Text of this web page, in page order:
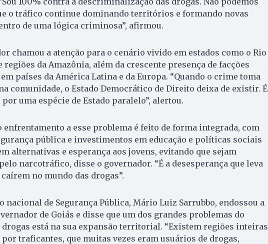
o tráfico continue dominando territórios e formando novas
de uma lógica criminosa”, afirmou.
chamou a atenção para o cenário vivido em estados como o Rio
regiões da Amazônia, além da crescente presença de facções
países da América Latina e da Europa. “Quando o crime toma
comunidade, o Estado Democrático de Direito deixa de existir. É
uma espécie de Estado paralelo”, alertou.
enfrentamento a esse problema é feito de forma integrada, com
pública e investimentos em educação e políticas sociais
alternativas e esperança aos jovens, evitando que sejam
narcotráfico, disse o governador. “É a desesperança que leva
no mundo das drogas”.
nacional de Segurança Pública, Mário Luiz Sarrubbo, endossou a
de Goiás e disse que um dos grandes problemas do
drogas está na sua expansão territorial. “Existem regiões inteiras
traficantes, que muitas vezes eram usuários de drogas,